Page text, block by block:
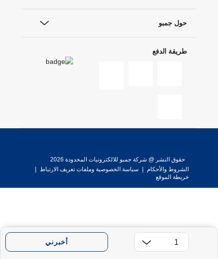
أخبرني
حول جمبو
طريقة الدفع
حقوق النشر @ شركة جمبو للالكترونيات المحدودة 2026
الشروط والأحكام
سياسة الخصوصية وملفات تعريف الارتباط
خريطة الموقع